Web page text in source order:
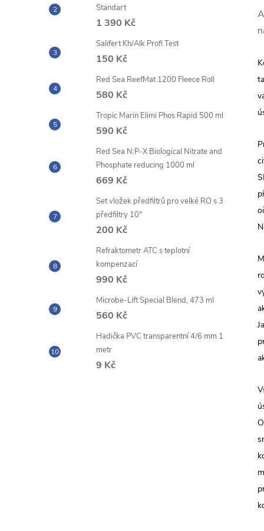
Standart
1 390 Kč
Salifert Kh/Alk Profi Test
150 Kč
Red Sea ReefMat 1200 Fleece Roll
580 Kč
Tropic Marin Elimi Phos Rapid 500 ml
590 Kč
Red Sea N:P-X Biological Nitrate and
Phosphate reducing 1000 ml
669 Kč
Set vložek předfiltrů pro velké RO s 3
předfiltry 10"
200 Kč
Refraktometr ATC s teplotní
kompenzací
990 Kč
Microbe-Lift Special Blend, 473 ml
560 Kč
Hadička PVC transparentní 4/6 mm 1
metr
9 Kč